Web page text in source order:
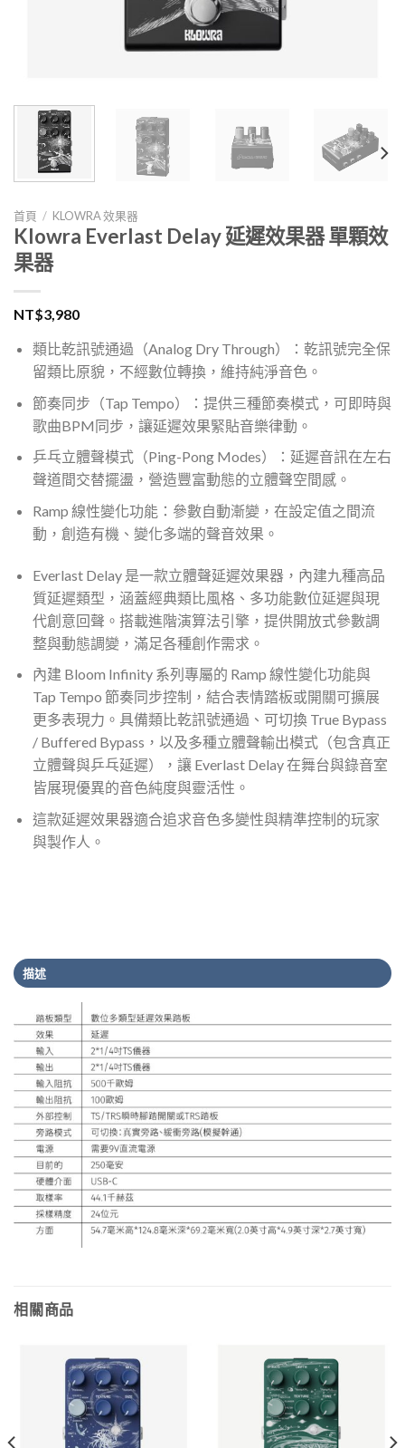
首頁 / KLOWRA 效果器
Klowra Everlast Delay 延遲效果器 單顆效
果器
NT$3,980
類比乾訊號通過（Analog Dry Through）：乾訊號完全保
留類比原貌，不經數位轉換，維持純淨音色。
節奏同步（Tap Tempo）：提供三種節奏模式，可即時與
歌曲BPM同步，讓延遲效果緊貼音樂律動。
乒乓立體聲模式（Ping-Pong Modes）：延遲音訊在左右
聲道間交替擺盪，營造豐富動態的立體聲空間感。
Ramp 線性變化功能：參數自動漸變，在設定值之間流
動，創造有機、變化多端的聲音效果。
Everlast Delay 是一款立體聲延遲效果器，內建九種高品
質延遲類型，涵蓋經典類比風格、多功能數位延遲與現
代創意回聲。搭載進階演算法引擎，提供開放式參數調
整與動態調變，滿足各種創作需求。
內建 Bloom Infinity 系列專屬的 Ramp 線性變化功能與
Tap Tempo 節奏同步控制，結合表情踏板或開關可擴展
更多表現力。具備類比乾訊號通過、可切換 True Bypass
/ Buffered Bypass，以及多種立體聲輸出模式（包含真正
立體聲與乒乓延遲），讓 Everlast Delay 在舞台與錄音室
皆展現優異的音色純度與靈活性。
這款延遲效果器適合追求音色多變性與精準控制的玩家
與製作人。
描述
相關商品